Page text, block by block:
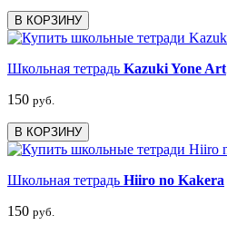
В КОРЗИНУ
Школьная тетрадь Kazuki Yone Art
150 руб.
В КОРЗИНУ
Школьная тетрадь Hiiro no Kakera
150 руб.